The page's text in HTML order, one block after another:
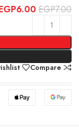
EGP7.00
6.00
Compare